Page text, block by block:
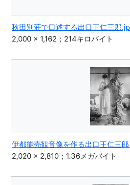
秋田別荘で口述する出口王仁三郎
2,000 × 1,162；214キロバイト
伊都能売観音像を作る出口王仁三
2,020 × 2,810；1.36メガバイト